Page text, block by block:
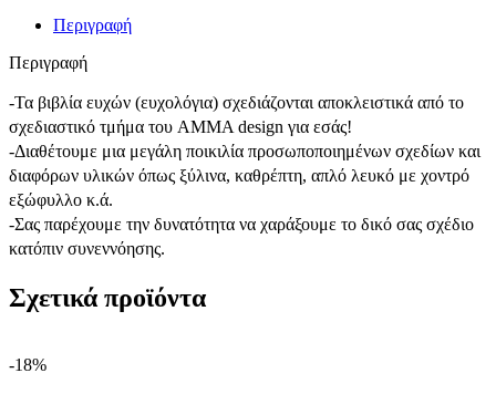
Περιγραφή
Περιγραφή
-Τα βιβλία ευχών (ευχολόγια) σχεδιάζονται αποκλειστικά από το
σχεδιαστικό τμήμα του AMMA design για εσάς!
-Διαθέτουμε μια μεγάλη ποικιλία προσωποποιημένων σχεδίων και
διαφόρων υλικών όπως ξύλινα, καθρέπτη, απλό λευκό με χοντρό
εξώφυλλο κ.ά.
-Σας παρέχουμε την δυνατότητα να χαράξουμε το δικό σας σχέδιο
κατόπιν συνεννόησης.
Σχετικά προϊόντα
-18%